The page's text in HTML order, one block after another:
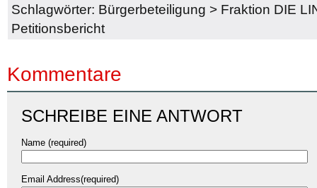
Schlagwörter: Bürgerbeteiligung > Fraktion DIE
Petitionsbericht
Kommentare
SCHREIBE EINE ANTWORT
Name (required)
Email Address(required)